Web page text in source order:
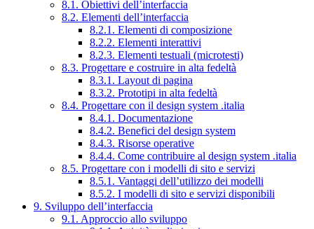
8.1. Obiettivi dell’interfaccia
8.2. Elementi dell’interfaccia
8.2.1. Elementi di composizione
8.2.2. Elementi interattivi
8.2.3. Elementi testuali (microtesti)
8.3. Progettare e costruire in alta fedeltà
8.3.1. Layout di pagina
8.3.2. Prototipi in alta fedeltà
8.4. Progettare con il design system .italia
8.4.1. Documentazione
8.4.2. Benefici del design system
8.4.3. Risorse operative
8.4.4. Come contribuire al design system .italia
8.5. Progettare con i modelli di sito e servizi
8.5.1. Vantaggi dell’utilizzo dei modelli
8.5.2. I modelli di sito e servizi disponibili
9. Sviluppo dell’interfaccia
9.1. Approccio allo sviluppo